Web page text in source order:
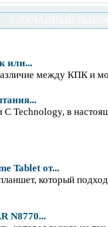
или...
между КПК и
Technology, в
Tablet от...
который
N8770...